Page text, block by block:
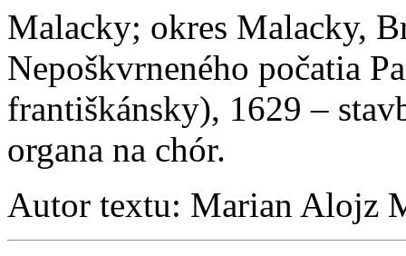
Malacky; okres Malacky,
Nepoškvrneného počatia
františkánsky), 1629 –
organa na chór.
Autor textu: Marian Alojz